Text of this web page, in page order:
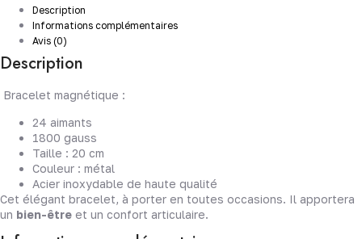
Description
Informations complémentaires
Avis (0)
Description
Bracelet magnétique :
24 aimants
1800 gauss
Taille : 20 cm
Couleur : métal
Acier inoxydable de haute qualité
Cet élégant bracelet, à porter en toutes occasions. Il apportera
un bien-être et un confort articulaire.